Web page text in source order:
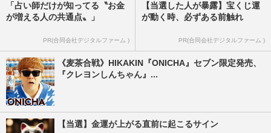
「占い師だけが知ってる〝お金
が増える人の共通点〟」
PR(合同会社デジタルファーム )
【当選した人が暴露】宝くじ運
が動く時、必ずある前触れ
PR(合同会社デジタルファーム )
《麦茶合戦》HIKAKIN『ONICHA』セブン限定発売、
『クレヨンしんちゃん』...
【当選】金運が上がる直前に起こるサイン